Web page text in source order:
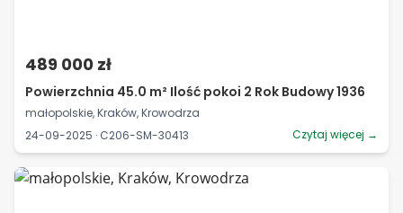
489 000 zł
Powierzchnia 45.0 m² Ilość pokoi 2 Rok Budowy 1936
małopolskie, Kraków, Krowodrza
24-09-2025 · C206-SM-30413
Czytaj więcej →